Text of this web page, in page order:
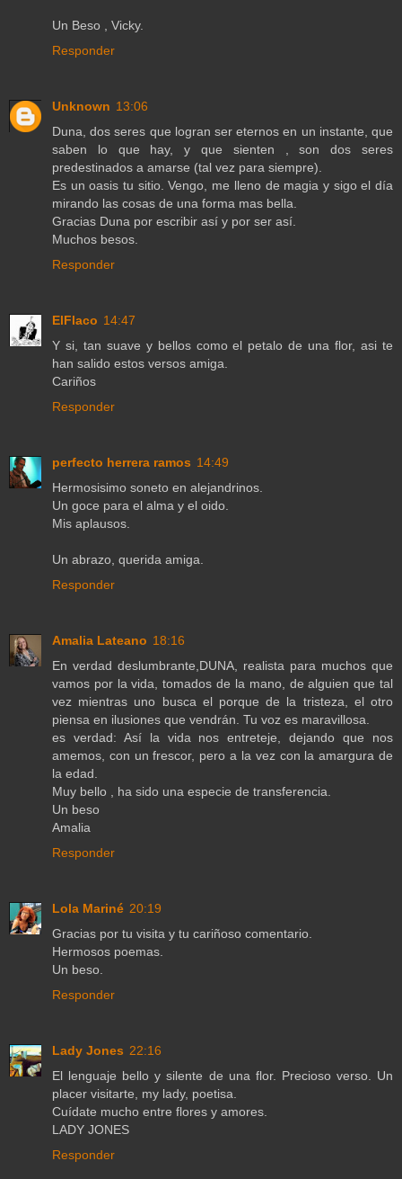
Un Beso , Vicky.
Responder
Unknown 13:06
Duna, dos seres que logran ser eternos en un instante, que
saben lo que hay, y que sienten , son dos seres
predestinados a amarse (tal vez para siempre).
Es un oasis tu sitio. Vengo, me lleno de magia y sigo el día
mirando las cosas de una forma mas bella.
Gracias Duna por escribir así y por ser así.
Muchos besos.
Responder
ElFlaco 14:47
Y si, tan suave y bellos como el petalo de una flor, asi te
han salido estos versos amiga.
Cariños
Responder
perfecto herrera ramos 14:49
Hermosisimo soneto en alejandrinos.
Un goce para el alma y el oido.
Mis aplausos.
Un abrazo, querida amiga.
Responder
Amalia Lateano 18:16
En verdad deslumbrante,DUNA, realista para muchos que
vamos por la vida, tomados de la mano, de alguien que tal
vez mientras uno busca el porque de la tristeza, el otro
piensa en ilusiones que vendrán. Tu voz es maravillosa.
es verdad: Así la vida nos entreteje, dejando que nos
amemos, con un frescor, pero a la vez con la amargura de
la edad.
Muy bello , ha sido una especie de transferencia.
Un beso
Amalia
Responder
Lola Mariné 20:19
Gracias por tu visita y tu cariñoso comentario.
Hermosos poemas.
Un beso.
Responder
Lady Jones 22:16
El lenguaje bello y silente de una flor. Precioso verso. Un
placer visitarte, my lady, poetisa.
Cuídate mucho entre flores y amores.
LADY JONES
Responder